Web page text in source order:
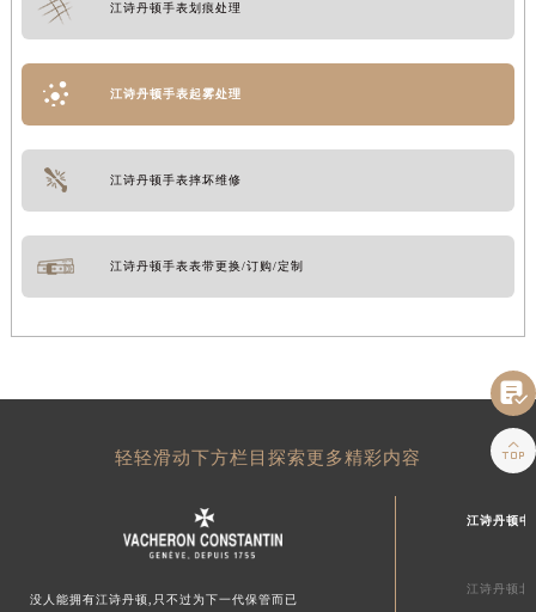
江诗丹顿手表划痕处理
江诗丹顿手表起雾处理
江诗丹顿手表摔坏维修
江诗丹顿手表表带更换/订购/定制
轻轻滑动下方栏目探索更多精彩内容
没人能拥有江诗丹顿,只不过为下一代保管而已
江诗丹顿中
江诗丹顿北

